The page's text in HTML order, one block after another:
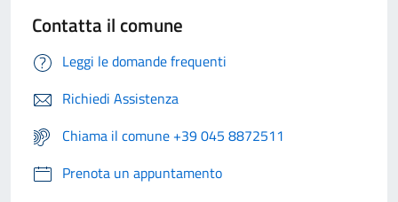
Contatta il comune
Leggi le domande frequenti
Richiedi Assistenza
Chiama il comune +39 045 8872511
Prenota un appuntamento